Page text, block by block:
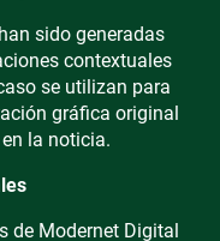
sido generadas
contextuales
se utilizan para
gráfica original
la noticia.
de Modernet Digital